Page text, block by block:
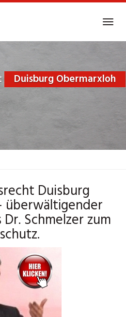
Duisburg Obermarxloh
Duisburg
überwältigender
Schmelzer zum